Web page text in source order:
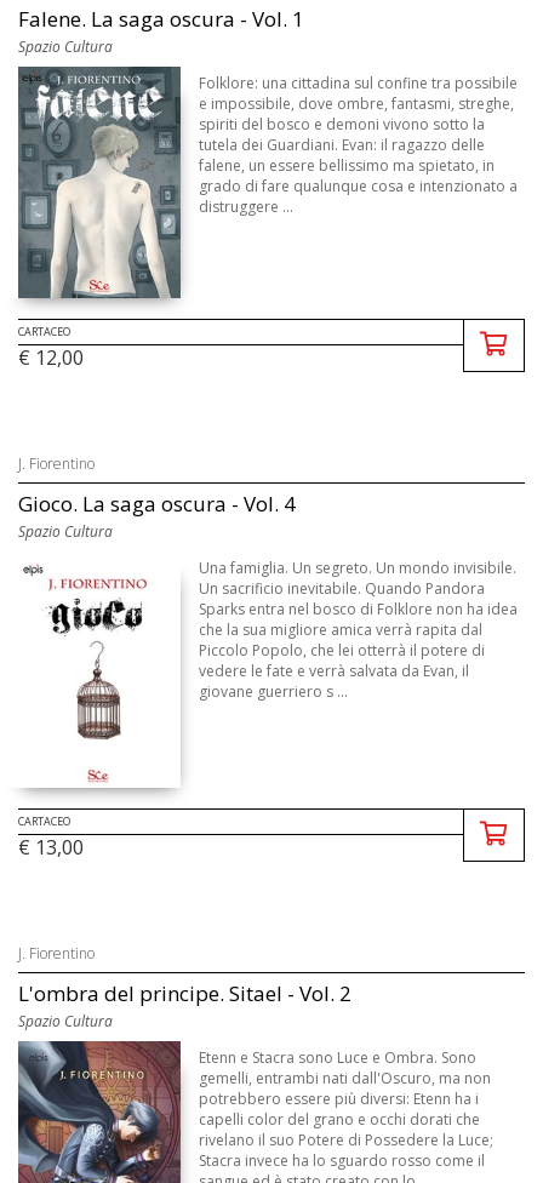
Falene. La saga oscura - Vol. 1
Spazio Cultura
Folklore: una cittadina sul confine tra possibile
e impossibile, dove ombre, fantasmi, streghe,
spiriti del bosco e demoni vivono sotto la
tutela dei Guardiani. Evan: il ragazzo delle
falene, un essere bellissimo ma spietato, in
grado di fare qualunque cosa e intenzionato a
distruggere ...
CARTACEO
€ 12,00
J. Fiorentino
Gioco. La saga oscura - Vol. 4
Spazio Cultura
Una famiglia. Un segreto. Un mondo invisibile.
Un sacrificio inevitabile. Quando Pandora
Sparks entra nel bosco di Folklore non ha idea
che la sua migliore amica verrà rapita dal
Piccolo Popolo, che lei otterrà il potere di
vedere le fate e verrà salvata da Evan, il
giovane guerriero s ...
CARTACEO
€ 13,00
J. Fiorentino
L'ombra del principe. Sitael - Vol. 2
Spazio Cultura
Etenn e Stacra sono Luce e Ombra. Sono
gemelli, entrambi nati dall'Oscuro, ma non
potrebbero essere più diversi: Etenn ha i
capelli color del grano e occhi dorati che
rivelano il suo Potere di Possedere la Luce;
Stacra invece ha lo sguardo rosso come il